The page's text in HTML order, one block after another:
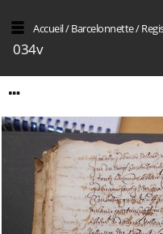
Accueil/Barcelonnette/
034v